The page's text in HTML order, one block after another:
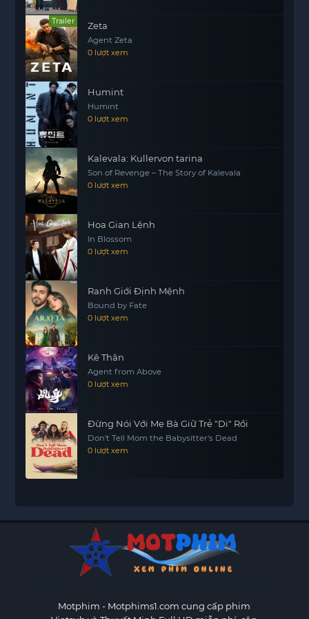
Trailer Zeta
Agent Zeta
0 lượt xem
Humint
Humint
0 lượt xem
Kalevala: Kullervon tarina
Son of Revenge – The Story of Kalevala
0 lượt xem
Hoa Gian Lệnh
In Blossom
0 lượt xem
Ranh Giới Định Mệnh
Bound by Fate
0 lượt xem
Kê Thân
Agent from Above
0 lượt xem
Đừng Nói Với Mẹ Bà Giữ Trẻ "Di" Rồi
Don't Tell Mom the Babysitter's Dead
0 lượt xem
Motphim - Motphims1.com cung cấp phim